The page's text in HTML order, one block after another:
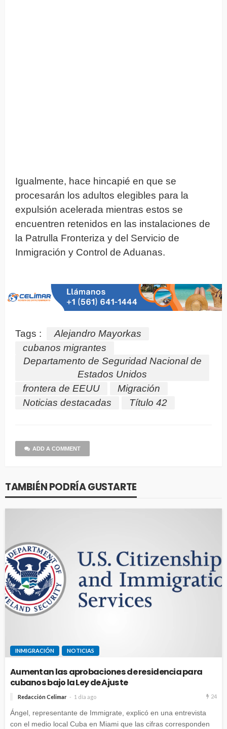
Igualmente, hace hincapié en que se
procesarán los adultos elegibles para la
expulsión acelerada mientras estos se
encuentren retenidos en las instalaciones de
la Patrulla Fronteriza y del Servicio de
Inmigración y Control de Aduanas.
Tags :
Alejandro Mayorkas
cubanos migrantes
Departamento de Seguridad Nacional de
Estados Unidos
frontera de EEUU
Migración
Noticias destacadas
Título 42
ADD A COMMENT
TAMBIÉN PODRÍA GUSTARTE
INMIGRACIÓN NOTICIAS
Aumentan las aprobaciones de residencia para
cubanos bajo la Ley de Ajuste
Redacción Celimar 1 día ago 24
Ángel, representante de Immigrate, explicó en una entrevista
con el medio local Cuba en Miami que las cifras corresponden